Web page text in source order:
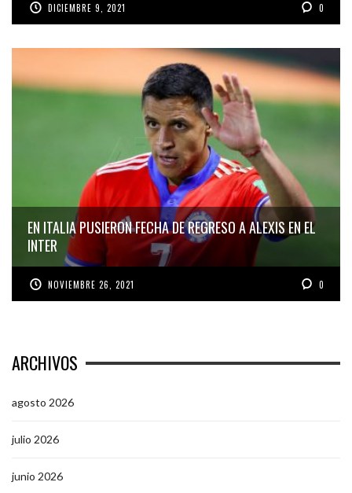
DICIEMBRE 9, 2021 0
EN ITALIA PUSIERON FECHA DE REGRESO A ALEXIS EN EL
INTER
NOVIEMBRE 26, 2021 0
ARCHIVOS
agosto 2026
julio 2026
junio 2026